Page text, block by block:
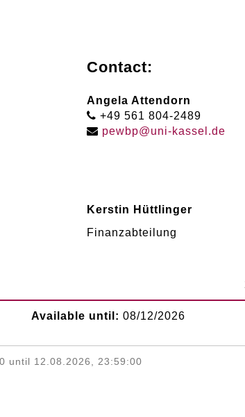
Contact:
Angela Attendorn
+49 561 804-2489
pewbp@uni-kassel .de
Kerstin Hüttlinger
Finanzabteilung
Available until: 08/12/2026
until 12.08.2026, 23:59:00